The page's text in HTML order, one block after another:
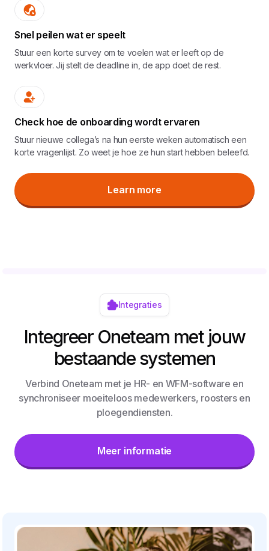
Snel peilen wat er speelt
Stuur een korte survey om te voelen wat er leeft op de
werkvloer. Jij stelt de deadline in, de app doet de rest.
Check hoe de onboarding wordt ervaren
Stuur nieuwe collega’s na hun eerste weken automatisch een
korte vragenlijst. Zo weet je hoe ze hun start hebben beleefd.
Learn more
Integraties
Integreer Oneteam met jouw
bestaande systemen
Verbind Oneteam met je HR- en WFM-software en
synchroniseer moeiteloos medewerkers, roosters en
ploegendiensten.
Meer informatie